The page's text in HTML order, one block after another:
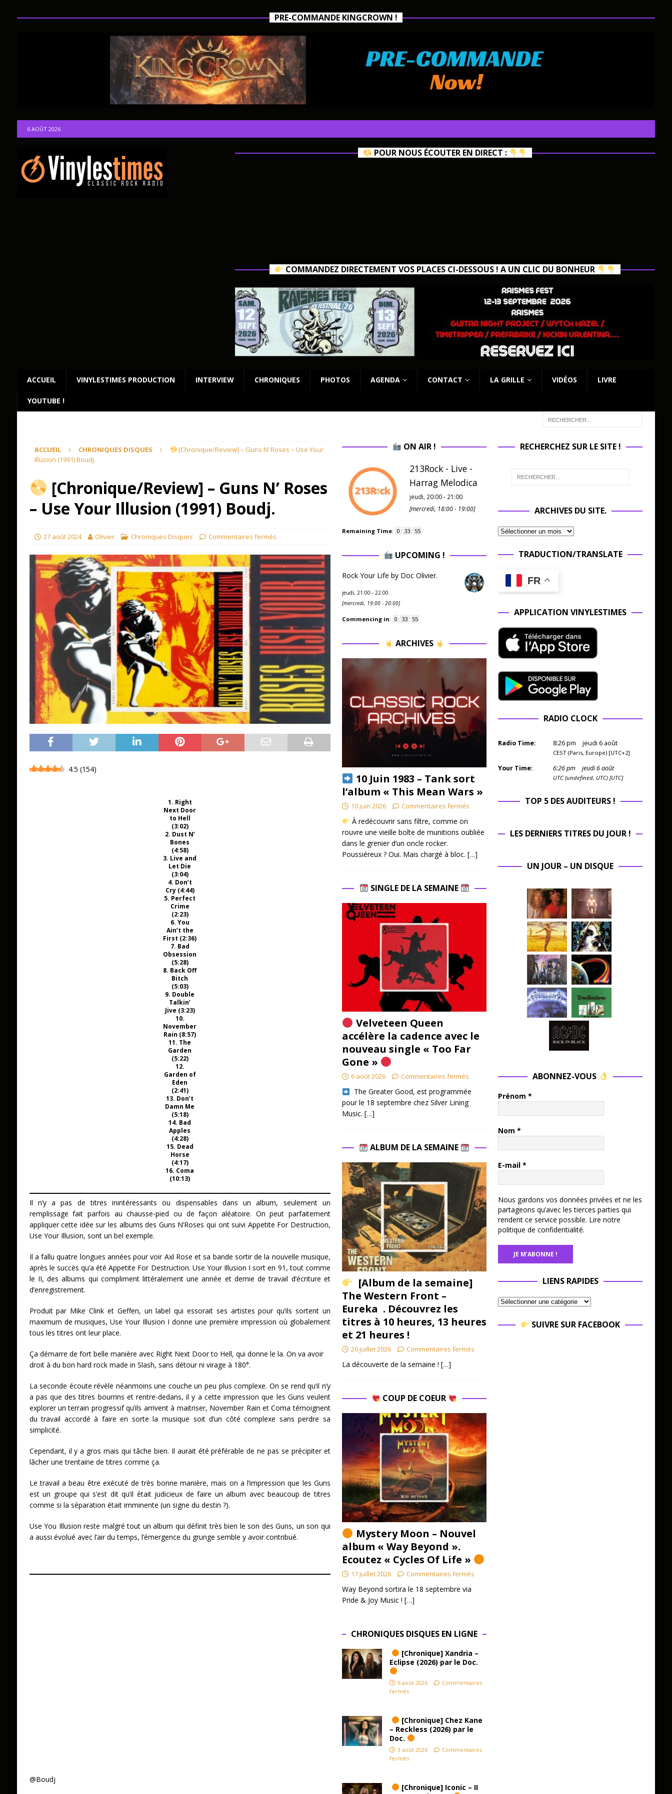
PRE-COMMANDE KINGCROWN !
6 AOÛT 2026
POUR NOUS ÉCOUTER EN DIRECT :
COMMANDEZ DIRECTEMENT VOS PLACES CI-DESSOUS ! A UN CLIC DU BONHEUR
ACCUEIL VINYLESTIMES PRODUCTION INTERVIEW CHRONIQUES PHOTOS AGENDA CONTACT LA GRILLE VIDÉOS LIVRE
YOUTUBE !
ACCUEIL CHRONIQUES DISQUES
[Chronique/Review] – Guns N’ Roses – Use Your
Illusion (1991) Boudj.
[Chronique/Review] – Guns N’ Roses
– Use Your Illusion (1991) Boudj.
27 août 2024 Olivier Chroniques Disques Commentaires fermés
4.5 (154)
1. Right
Next Door
to Hell
(3:02)
2. Dust N’
Bones
(4:58)
3. Live and
Let Die
(3:04)
4. Don’t
Cry (4:44)
5. Perfect
Crime
(2:23)
6. You
Ain’t the
First (2:36)
7. Bad
Obsession
(5:28)
8. Back Off
Bitch
(5:03)
9. Double
Talkin’
Jive (3:23)
10.
November
Rain (8:57)
11. The
Garden
(5:22)
12.
Garden of
Eden
(2:41)
13. Don’t
Damn Me
(5:18)
14. Bad
Apples
(4:28)
15. Dead
Horse
(4:17)
16. Coma
(10:13)
Il n’y a pas de titres inintéressants ou dispensables dans un album, seulement un
remplissage fait parfois au chausse-pied ou de façon aléatoire. On peut parfaitement
appliquer cette idée sur les albums des Guns N’Roses qui ont suivi Appetite For Destruction,
Use Your Illusion, sont un bel exemple.
Il a fallu quatre longues années pour voir Axl Rose et sa bande sortir de la nouvelle musique,
après le succès qu’a été Appetite For Destruction. Use Your Illusion I sort en 91, tout comme
le II, des albums qui compliment littéralement une année et demie de travail d’écriture et
d’enregistrement.
Produit par Mike Clink et Geffen, un label qui essorait ses artistes pour qu’ils sortent un
maximum de musiques, Use Your Illusion I donne une première impression où globalement
tous les titres ont leur place.
Ça démarre de fort belle manière avec Right Next Door to Hell, qui donne le la. On va avoir
droit à du bon hard rock made in Slash, sans détour ni virage à 180°.
La seconde écoute révèle néanmoins une couche un peu plus complexe. On se rend qu’il n’y
a pas que des titres bourrins et rentre-dedans, il y a cette impression que les Guns veulent
explorer un terrain progressif qu’ils arrivent à maitriser, November Rain et Coma témoignent
du travail accordé à faire en sorte la musique soit d’un côté complexe sans perdre sa
simplicité.
Cependant, il y a gros mais qui tâche bien. Il aurait été préférable de ne pas se précipiter et
lâcher une trentaine de titres comme ça.
Le travail a beau être exécuté de très bonne manière, mais on a l’impression que les Guns
est un groupe qui s’est dit qu’il était judicieux de faire un album avec beaucoup de titres
comme si la séparation était imminente (un signe du destin ?).
Use You Illusion reste malgré tout un album qui définit très bien le son des Guns, un son qui
a aussi évolué avec l’air du temps, l’émergence du grunge semble y avoir contribué.
@Boudj
ON AIR !
213Rock - Live -
Harrag Melodica
jeudi, 20:00 - 21:00
[mercredi, 18:00 - 19:00]
Remaining Time: 0 : 33 : 53
UPCOMING !
Rock Your Life by Doc Olivier.
jeudi, 21:00 - 22:00
[mercredi, 19:00 - 20:00]
Commencing in: 0 : 33 : 53
ARCHIVES
10 Juin 1983 – Tank sort
l’album « This Mean Wars »
10 juin 2026 Commentaires fermés
À redécouvrir sans filtre, comme on
rouvre une vieille boîte de munitions oubliée
dans le grenier d’un oncle rocker.
Poussiéreux ? Oui. Mais chargé à bloc. […]
SINGLE DE LA SEMAINE
Velveteen Queen
accélère la cadence avec le
nouveau single « Too Far
Gone »
6 août 2026 Commentaires fermés
​ The Greater Good, est programmée
pour le 18 septembre chez Silver Lining
Music. […]
ALBUM DE LA SEMAINE
[Album de la semaine]
The Western Front –
Eureka . Découvrez les
titres à 10 heures, 13 heures
et 21 heures !
20 juillet 2026 Commentaires fermés
La découverte de la semaine ! […]
COUP DE COEUR
Mystery Moon – Nouvel
album « Way Beyond ».
Ecoutez « Cycles Of Life »
17 juillet 2026 Commentaires fermés
Way Beyond sortira le 18 septembre via
Pride & Joy Music ! […]
CHRONIQUES DISQUES EN LIGNE
[Chronique] Xandria –
Eclipse (2026) par le Doc.
6 août 2026
Commentaires
fermés
[Chronique] Chez Kane
– Reckless (2026) par le
Doc.
3 août 2026
Commentaires
fermés
[Chronique] Iconic – II
RECHERCHEZ SUR LE SITE !
ARCHIVES DU SITE.
TRADUCTION/TRANSLATE
FR
APPLICATION VINYLESTIMES
RADIO CLOCK
Radio Time: 8:26pm jeudi 6 août
CEST (Paris, Europe) [UTC+2]
Your Time: 6:26pm jeudi 6 août
UTC (undefined, UTC) [UTC]
TOP 5 DES AUDITEURS !
LES DERNIERS TITRES DU JOUR !
UN JOUR – UN DISQUE
ABONNEZ-VOUS
Prénom *
Nom *
E-mail *
Nous gardons vos données privées et ne les
partageons qu’avec les tierces parties qui
rendent ce service possible. Lire notre
politique de confidentialité.
LIENS RAPIDES
SUIVRE SUR FACEBOOK